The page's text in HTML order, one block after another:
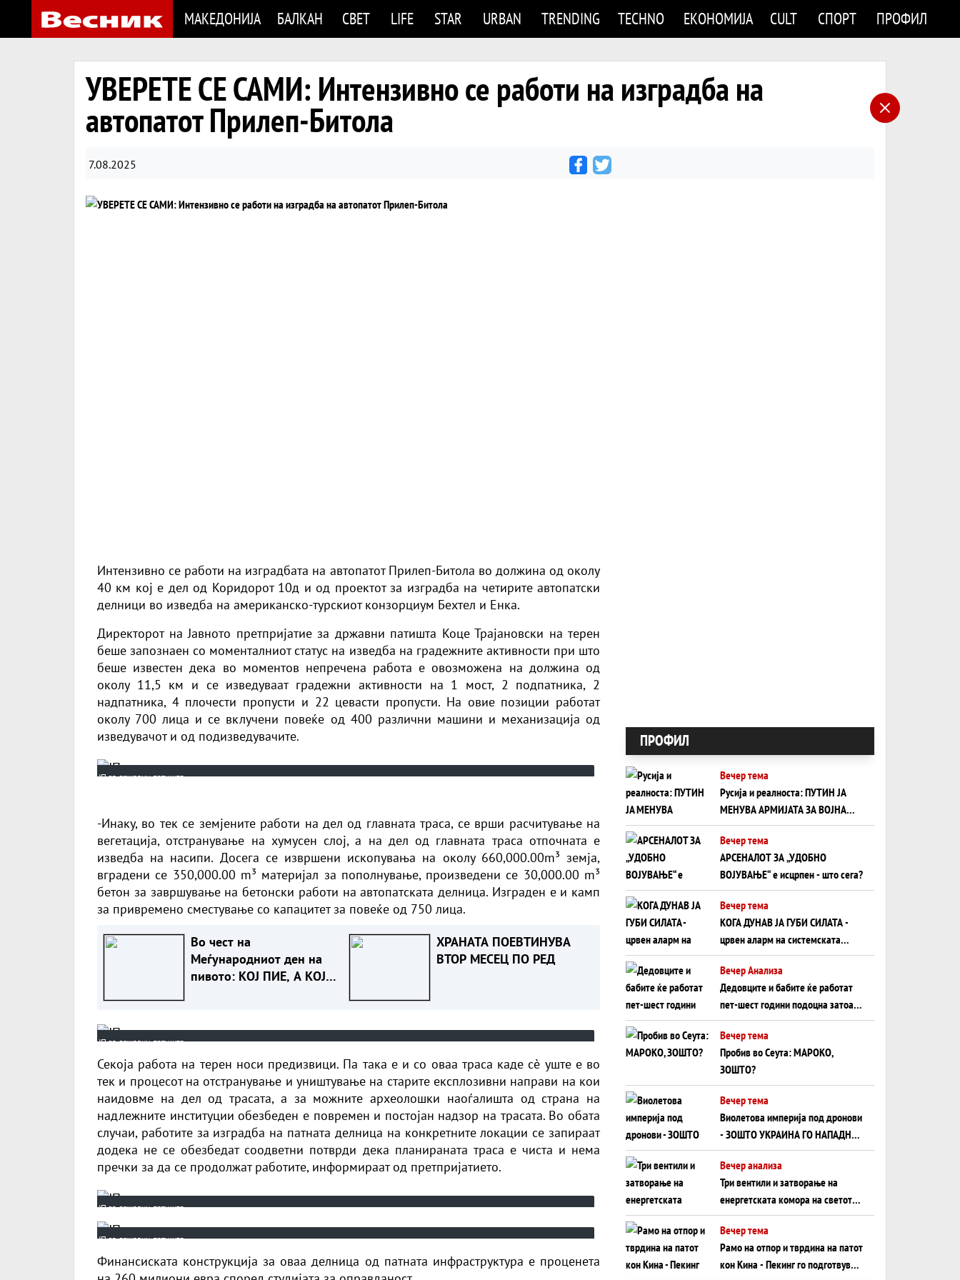
МАКЕДОНИЈА БАЛКАН СВЕТ LIFE STAR URBAN TRENDING TECHNO ЕКОНОМИЈА CULT СПОРТ ПРОФИЛ
УВЕРЕТЕ СЕ САМИ: Интензивно се работи на изградба на
автопатот Прилеп-Битола
7.08.2025
Интензивно се работи на изградбата на автопатот Прилеп-Битола во должина од околу
40 км кој е дел од Коридорот 10д и од проектот за изградба на четирите автопатски
делници во изведба на американско-турскиот конзорциум Бехтел и Енка.
Директорот на Јавното претпријатие за државни патишта Коце Трајановски на терен
беше запознаен со моменталниот статус на изведба на градежните активности при што
беше известен дека во моментов непречена работа е овозможена на должина од
околу 11,5 км и се изведуваат градежни активности на 1 мост, 2 подпатника, 2
надпатника, 4 плочести пропусти и 22 цевасти пропусти. На овие позиции работат
околу 700 лица и се вклучени повеќе од 400 различни машини и механизација од
изведувачот и од подизведувачите.
ЈП за државни патишта
-Инаку, во тек се земјените работи на дел од главната траса, се врши расчитување на
вегетација, отстранување на хумусен слој, а на дел од главната траса отпочната е
изведба на насипи. Досега се извршени ископувања на околу 660,000.00m³ земја,
вградени се 350,000.00 m³ материјал за пополнување, произведени се 30,000.00 m³
бетон за завршување на бетонски работи на автопатската делница. Изграден е и камп
за привремено сместување со капацитет за повеќе од 750 лица.
Во чест на
Меѓународниот ден на
пивото: КОЈ ПИЕ, А КОЈ
УНИЈА?
ХРАНАТА ПОЕВТИНУВА
ВТОР МЕСЕЦ ПО РЕД
ЈП за државни патишта
Секоја работа на терен носи предизвици. Па така е и со оваа траса каде сè уште е во
тек и процесот на отстранување и уништување на старите експлозивни направи на кои
наидовме на дел од трасата, а за можните археолошки наоѓалишта од страна на
надлежните институции обезбеден е повремен и постојан надзор на трасата. Во обата
случаи, работите за изградба на патната делница на конкретните локации се запираат
додека не се обезбедат соодветни потврди дека планираната траса е чиста и нема
пречки за да се продолжат работите, информираат од претпријатието.
ЈП за државни патишта
ЈП за државни патишта
Финансиската конструкција за оваа делница од патната инфраструктура е проценета
ПРОФИЛ
Вечер тема
Русија и реалноста: ПУТИН ЈА
МЕНУВА АРМИЈАТА ЗА ВОЈНА
ШТО ОСТАНУВА БЕЗ ФРОНТ
Вечер тема
АРСЕНАЛОТ ЗА „УДОБНО
ВОЈУВАЊЕ“ е исцрпен - што сега?
Вечер тема
КОГА ДУНАВ ЈА ГУБИ СИЛАТА -
црвен аларм на системската
плоча од јужна Германија до
Црното Море...
Вечер Анализа
Дедовците и бабите ќе работат
пет-шест години подоцна затоа
што НЕМААТ ВНУЦИ ДА ГИ
ЗАМЕНАТ
Вечер тема
Пробив во Сеута: МАРОКО,
ЗОШТО?
Вечер тема
Виолетова империја под дронови
- ЗОШТО УКРАИНА ГО НАПАДНА
РУСКИОТ WILDBERRIES
Вечер анализа
Три вентили и затворање на
енергетската комора на светот:
Нападот во Суец најавува
глобален енергетски инфаркт?
Вечер тема
Рамо на отпор и тврдина на патот
кон Кина - Пекинг го подготвува